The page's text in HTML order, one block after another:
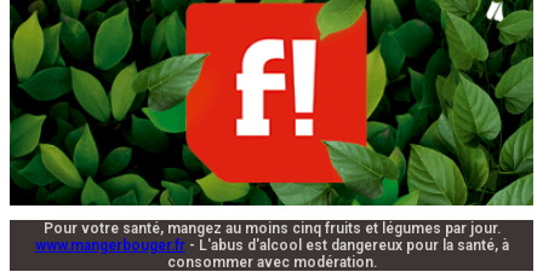
Pour votre santé, mangez au moins cinq fruits et légumes par jour.
www.mangerbouger.fr- L'abus d'alcool est dangereux pour la santé, à
consommer avec modération.